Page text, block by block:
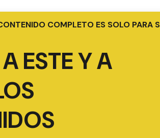
COMPLETO ES SOLO PARA
ESTE Y A